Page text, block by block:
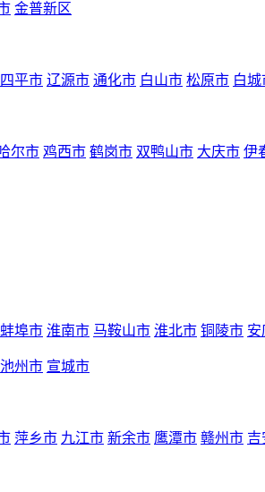
金普新区
四平市 辽源市 通化市 白山市 松原市 白城
尔市 鸡西市 鹤岗市 双鸭山市 大庆市 伊
蚌埠市 淮南市 马鞍山市 淮北市 铜陵市 安
池州市 宣城市
萍乡市 九江市 新余市 鹰潭市 赣州市 吉